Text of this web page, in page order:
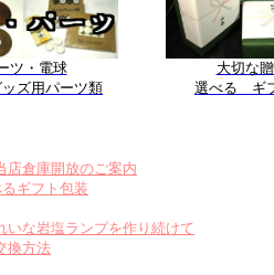
ツ・電球
ズ用パーツ類
大切な
選べる ギ
店倉庫開放のご案内
ギフト包装
いな岩塩ランプを作り続けて
換方法